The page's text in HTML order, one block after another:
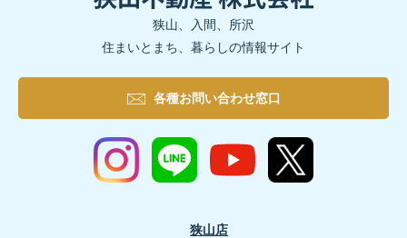
狭山、入間、所沢
住まいとまち、暮らしの情報サイト
各種お問い合わせ窓口
狭山店